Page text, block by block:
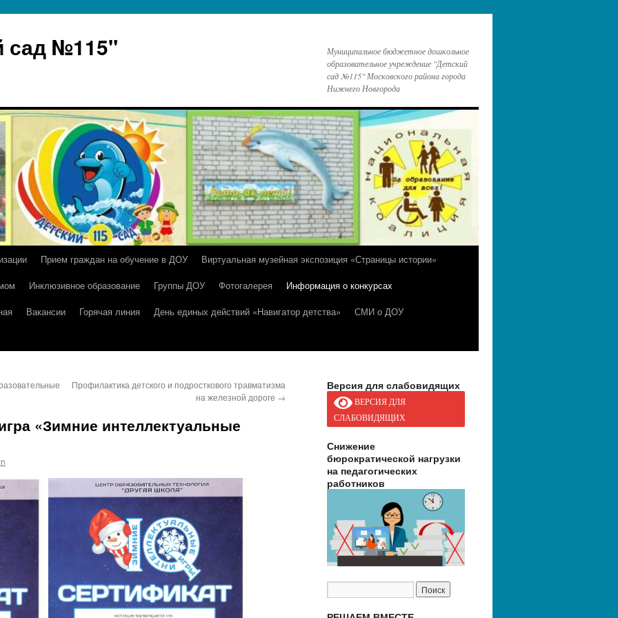
сад №115"
Муниципальное бюджетное дошкольное
образовательное учреждение "Детский
сад №115" Московского района города
Нижнего Новгорода
Прием граждан на обучение в ДОУ
Виртуальная музейная экспозиция «Страницы истории»
Инклюзивное образование Группы ДОУ Фотогалерея
Информация о конкурсах
Вакансии Горячая линия День единых действий «Навигатор детства»
СМИ о ДОУ
Профилактика детского и подросткового травматизма
на железной дороге →
«Зимние интеллектуальные
Версия для слабовидящих
ВЕРСИЯ ДЛЯ
СЛАБОВИДЯЩИХ
Снижение
бюрократической нагрузки
на педагогических
работников